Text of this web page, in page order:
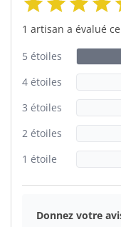
1 artisan a évalué
5 étoiles
4 étoiles
3 étoiles
2 étoiles
1 étoile
Donnez votre